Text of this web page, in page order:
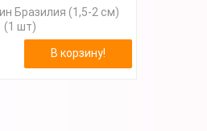
Бразилия (1,5-2 см)
(1 шт)
В корзину!